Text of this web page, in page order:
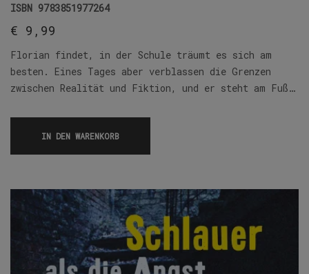
ISBN 9783851977264
€ 9,99
Florian findet, in der Schule träumt es sich am
besten. Eines Tages aber verblassen die Grenzen
zwischen Realität und Fiktion, und er steht am Fuß…
IN DEN WARENKORB